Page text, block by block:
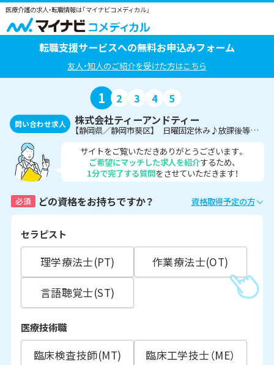
医療介護の求人・転職情報は「マイナビコメディカル」
転職支援サービスへの無料お申込みフォーム
友人・知人のご紹介を受けた方はこちら
1 2 3 4 5
問い合わせ求人 株式会社ティーアンドティー
【静岡県／静岡市葵区】 日曜固定休み♪放課後等デイサービスにて柔道整復師募集＜非常勤＞
サイトをご覧いただきありがとうございます。
ご希望にマッチした求人を紹介するため、
1分で完了する質問をさせていただきます！
必須 どの資格をお持ちですか？ 資格取得予定の方
セラピスト
理学療法士(PT)
作業療法士(OT)
言語聴覚士(ST)
医療技術職
臨床検査技師(MT)
臨床工学技士（ME）